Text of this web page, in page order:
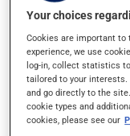
amélioration est
traitement indiquée.
Il est important
l'étiquette. N'en
qu'indiqué. Les
la peau et
appliquez pas
Your choices
Cookies are important to
experience, we use
log-in, collect statistics
tailored to your interests.
and go directly to the
cookie types and
cookies, please see our